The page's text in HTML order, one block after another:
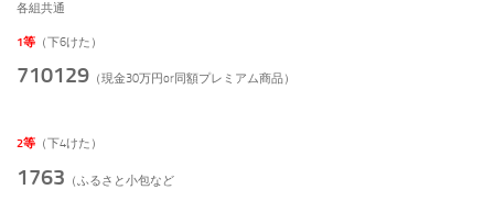
各組共通
1等 （下6けた）
710129 （現金30万円or同額プレミアム商品）
2等 （下4けた）
1763 （ふるさと小包など